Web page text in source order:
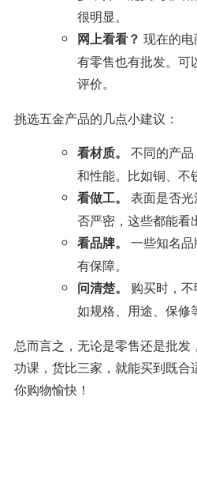
很明显。
网上看看？ 现在的
有零售也有批发。可
评价。
挑选五金产品的几点小建议：
看材质。
不同的产
和性能。比如铜、不
看做工。
表面是否
否严密，这些都能看
看品牌。
一些知名
有保障。
问清楚。
购买时，
如规格、用途、保修
总而言之，无论是零售还是批
功课，货比三家，就能买到既合
你购物愉快！